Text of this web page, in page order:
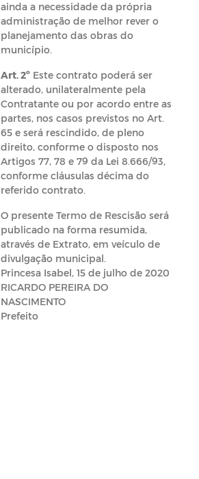
ainda a necessidade da própria
administração de melhor rever o
planejamento das obras do
município.
Art. 2ºEste contrato poderá ser
alterado, unilateralmente pela
Contratante ou por acordo entre as
partes, nos casos previstos no Art.
65 e será rescindido, de pleno
direito, conforme o disposto nos
Artigos 77, 78 e 79 da Lei 8.666/93,
conforme cláusulas décima do
referido contrato.
O presente Termo de Rescisão será
publicado na forma resumida,
através de Extrato, em veículo de
divulgação municipal.
Princesa Isabel, 15 de julho de 2020
RICARDO PEREIRA DO
NASCIMENTO
Prefeito